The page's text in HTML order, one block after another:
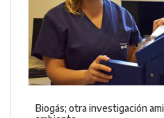
Biogás; otra investigación